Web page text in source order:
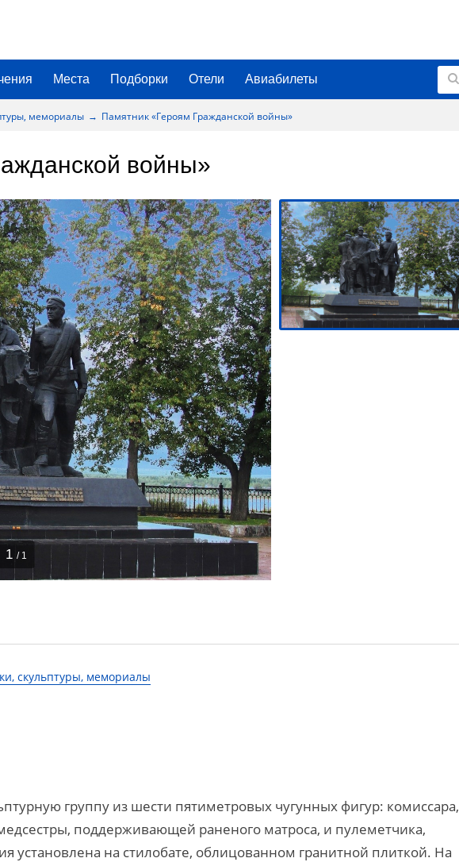
Места Подборки Отели Авиабилеты
мемориалы Памятник «Героям Гражданской войны»
войны»
1 / 1
скульптуры, мемориалы
группу из шести пятиметровых чугунных фигур: комиссара,
поддерживающей раненого матроса, и пулеметчика,
установлена на стилобате, облицованном гранитной плиткой. На